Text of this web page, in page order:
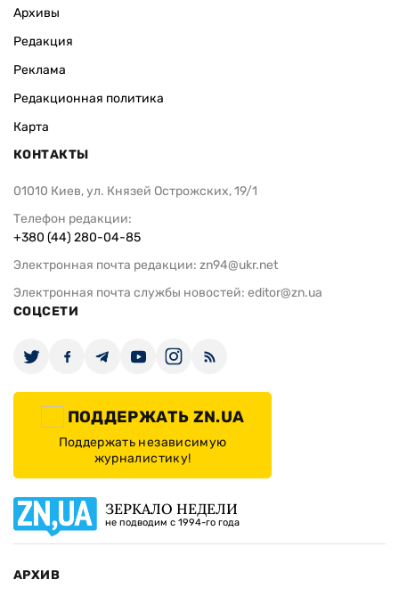
Архивы
Редакция
Реклама
Редакционная политика
Карта
КОНТАКТЫ
01010 Киев, ул. Князей Острожских, 19/1
Телефон редакции:
+380 (44) 280-04-85
Электронная почта редакции: zn94@ukr.net
Электронная почта службы новостей: editor@zn.ua
СОЦСЕТИ
ПОДДЕРЖАТЬ ZN.UA
Поддержать независимую
журналистику!
ЗЕРКАЛО НЕДЕЛИ
не подводим с 1994-го года
АРХИВ